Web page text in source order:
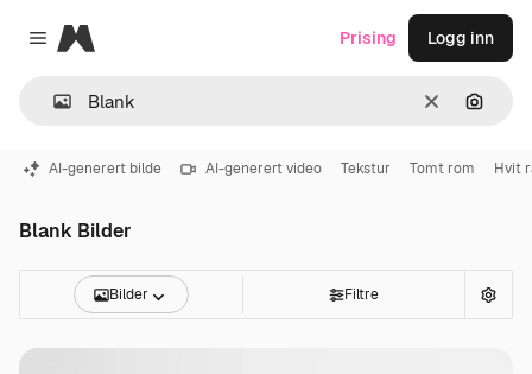
Close menu
Magnific
Slett Søk
Prising Logg inn
AI-generert bilde AI-generert video Tekstur Tomt rom Hvit
Blank Bilder
Bilder Filtre